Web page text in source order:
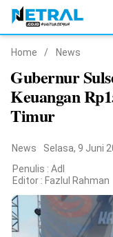
Nasional
Pemerintahan
Hukrim
Pendidikan
Home / News
Gubernur
Keuangan
Timur
News
Selasa, 9 Juni
Penulis : Adl
Editor : Fazlul Rahman